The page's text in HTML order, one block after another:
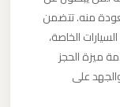
منه. تتضمن
الخاصة،
ميزة الحجز
على